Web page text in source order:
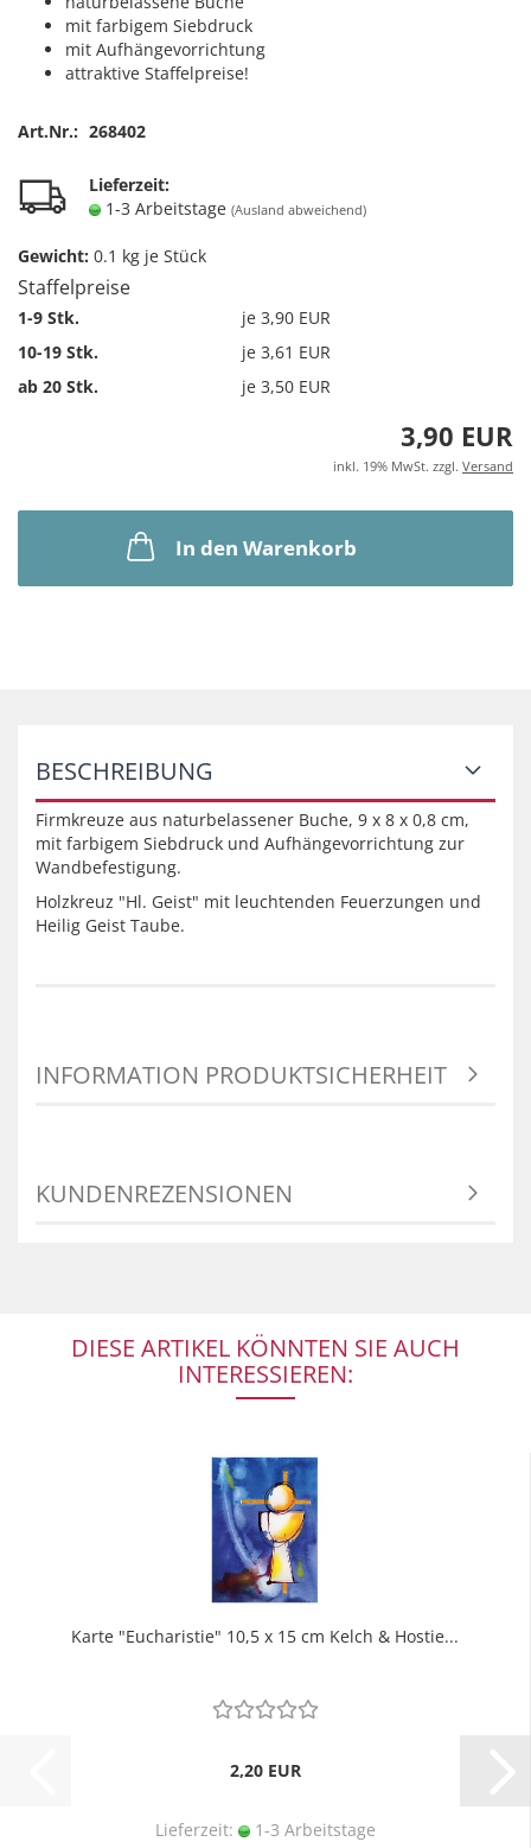
mit farbigem Siebdruck
mit Aufhängevorrichtung
attraktive Staffelpreise!
Art.Nr.: 268402
Lieferzeit:
1-3 Arbeitstage (Ausland abweichend)
Gewicht: 0.1 kg je Stück
Staffelpreise
1-9 Stk.
je 3,90 EUR
10-19 Stk.
je 3,61 EUR
ab 20 Stk.
je 3,50 EUR
3,90 EUR
inkl. 19% MwSt. zzgl. Versand
In den Warenkorb
BESCHREIBUNG
Firmkreuze aus naturbelassener Buche, 9 x 8 x 0,8 cm,
mit farbigem Siebdruck und Aufhängevorrichtung zur
Wandbefestigung.
Holzkreuz "Hl. Geist" mit leuchtenden Feuerzungen und
Heilig Geist Taube.
INFORMATION PRODUKTSICHERHEIT
KUNDENREZENSIONEN
DIESE ARTIKEL KÖNNTEN SIE AUCH
INTERESSIEREN:
Karte "Eucharistie" 10,5 x 15 cm Kelch & Hostie...
2,20 EUR
Lieferzeit: 1-3 Arbeitstage